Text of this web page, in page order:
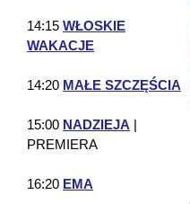
14:15 WŁOSKIE
WAKACJE
14:20 MAŁE SZCZĘŚCIA
15:00 NADZIEJA |
PREMIERA
16:20 EMA